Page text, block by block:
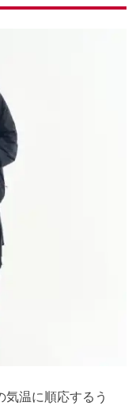
温に順応するう